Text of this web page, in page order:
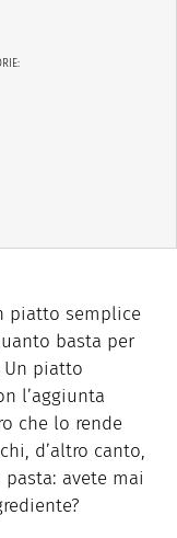
piatto semplice
basta per
piatto
l’aggiunta
che lo rende
d’altro canto,
avete mai